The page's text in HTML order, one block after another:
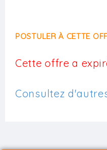
POSTULER À CETTE
Cette offre a
Consultez